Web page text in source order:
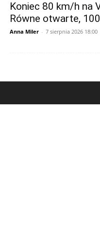
Koniec 80 km/h na
Równe otwarte,
Anna Miler - 7 sierpnia 2026 18:00